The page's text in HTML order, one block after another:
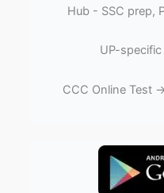
Hub - SSC prep,
UP-
CCC Online Test